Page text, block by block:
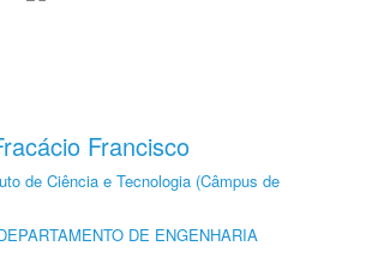
Francisco
de Ciência e Tecnologia (Câmpus de
DE ENGENHARIA